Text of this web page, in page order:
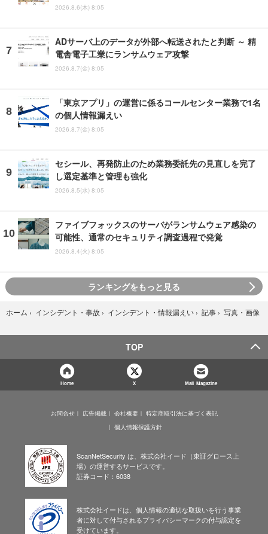
2026.8.6(木) 8:05
ADサーバ上のデータが外部へ転送されたと判断 ～ 精
電舎電子工業にランサムウェア攻撃
2026.8.7(金) 8:05
「東京アプリ」の運営に係るコールセンター業務で1名
の個人情報漏えい
2026.8.7(金) 8:05
セシール、再発防止のため業務委託先の見直しを完了
し選定基準と管理も強化
2026.8.5(水) 8:05
ファイブフォックスのサーバがランサムウェア感染の
可能性、通常のセキュリティ調査過程で発覚
2026.8.4(火) 8:05
ランキングをもっと見る
ホーム › インシデント・事故 › インシデント・情報漏えい › 記事 › 写真・画像
TOP
Home X Mail Magazine
お問合せ 広告掲載 会社概要
特定商取引法に基づく表記
個人情報保護方針
ScanNetSecurity は、株式会社イード（東証グロース上
場）の運営するサービスです。
証券コード：6038
株式会社イードは、個人情報の適切な取扱いを行う事業
者に対して付与されるプライバシーマークの付与認定を
受けています。